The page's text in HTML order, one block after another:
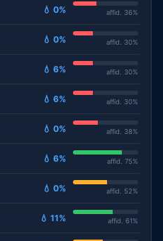
💧 0% affid. 36%
💧 0% affid. 30%
💧 6% affid. 30%
💧 6% affid. 30%
💧 0% affid. 38%
💧 6% affid. 75%
💧 0% affid. 52%
💧 11% affid. 61%